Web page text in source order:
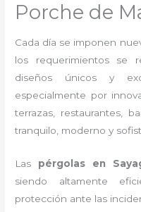
Porche de
Cada día se imponen
los requerimientos se
diseños únicos y
especialmente por
terrazas, restaurantes,
tranquilo, moderno y
Las pérgolas en
siendo altamente
protección ante las